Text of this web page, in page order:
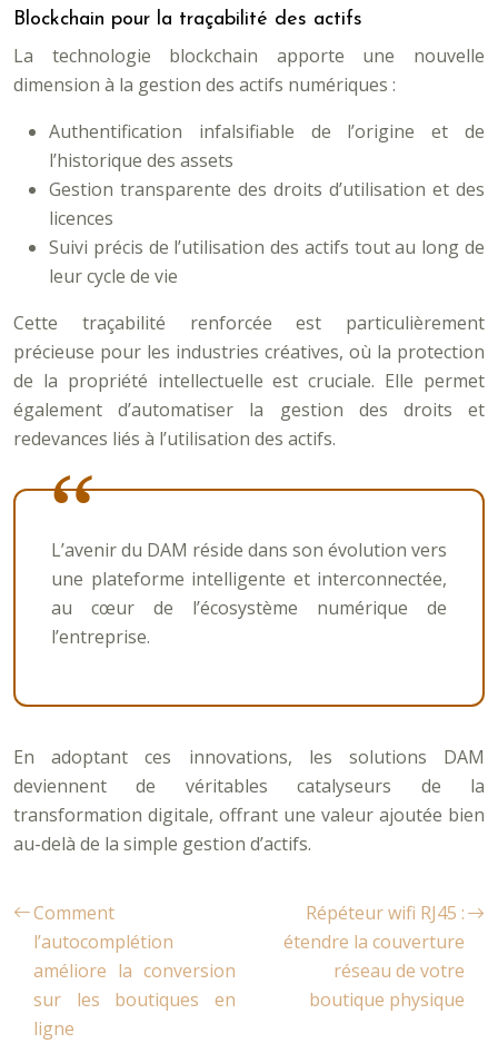
Blockchain pour la traçabilité des actifs
La technologie blockchain apporte une nouvelle
dimension à la gestion des actifs numériques :
Authentification infalsifiable de l’origine et de
l’historique des assets
Gestion transparente des droits d’utilisation et des
licences
Suivi précis de l’utilisation des actifs tout au long de
leur cycle de vie
Cette traçabilité renforcée est particulièrement
précieuse pour les industries créatives, où la protection
de la propriété intellectuelle est cruciale. Elle permet
également d’automatiser la gestion des droits et
redevances liés à l’utilisation des actifs.
L’avenir du DAM réside dans son évolution vers
une plateforme intelligente et interconnectée,
au cœur de l’écosystème numérique de
l’entreprise.
En adoptant ces innovations, les solutions DAM
deviennent de véritables catalyseurs de la
transformation digitale, offrant une valeur ajoutée bien
au-delà de la simple gestion d’actifs.
Comment
l’autocomplétion
améliore la conversion
sur les boutiques en
ligne
Répéteur wifi RJ45 :
étendre la couverture
réseau de votre
boutique physique